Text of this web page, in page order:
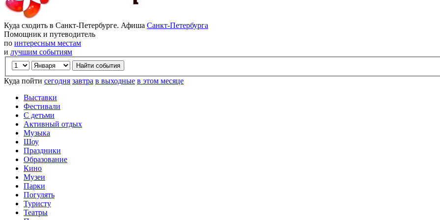
Куда сходить в Санкт-Петербурге. Афиша Санкт-Петербурга
Помощник и путеводитель
по интересным местам
и лучшим событиям
Куда пойти сегодня завтра в выходные в этом месяце
Выставки
Фестивали
С детьми
Активный отдых
Музыка
Шоу
Праздники
Образование
Кино
Музеи
Парки
Погулять
Туристу
Театры